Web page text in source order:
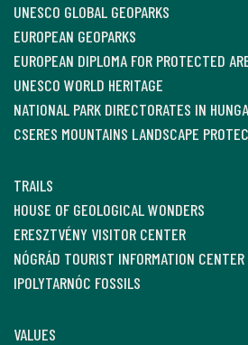
UNESCO GLOBAL GEOPARKS
EUROPEAN GEOPARKS
EUROPEAN DIPLOMA FOR PROTECTED
UNESCO WORLD HERITAGE
NATIONAL PARK DIRECTORATES IN
CSERES MOUNTAINS LANDSCAPE
TRAILS
HOUSE OF GEOLOGICAL WONDERS
ERESZTVÉNY VISITOR CENTER
NÓGRÁD TOURIST INFORMATION CENTER
IPOLYTARNÓC FOSSILS
VALUES